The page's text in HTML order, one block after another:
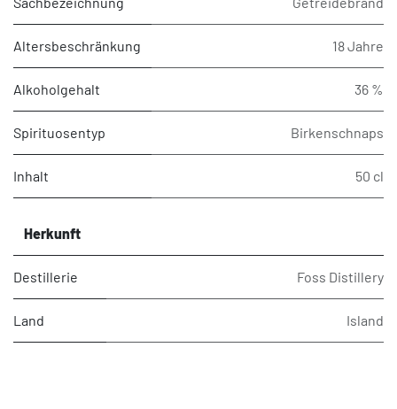
Altersbeschränkung 18 Jahre
Alkoholgehalt 36 %
Spirituosentyp Birkenschnaps
Inhalt 50 cl
Herkunft
Destillerie Foss Distillery
Land Island